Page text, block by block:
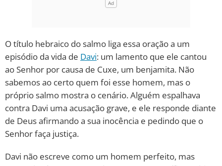
PERGUNTE À BÍBLIA IA
TERMO BÍBLICO JOGOS
QUEM SOMOS
LOJA BÍBLIAON
O título hebraico do salmo liga essa oração a um
episódio da vida de Davi: um lamento que ele cantou
ao Senhor por causa de Cuxe, um benjamita. Não
sabemos ao certo quem foi esse homem, mas o
próprio salmo mostra o cenário. Alguém espalhava
contra Davi uma acusação grave, e ele responde diante
de Deus afirmando a sua inocência e pedindo que o
Senhor faça justiça.
Davi não escreve como um homem perfeito, mas